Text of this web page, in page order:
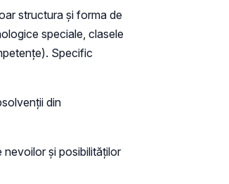
structura şi forma de
speciale, clasele
Specific
din
şi posibilităţilor